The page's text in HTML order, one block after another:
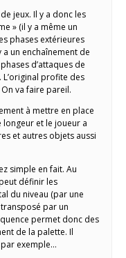
jeux. Il y a donc les
» (il y a même un
phases extérieures
un enchaînement de
d’attaques de
profite des
va faire pareil.
à mettre en place
longeur et le joueur a
et autres objets aussi
simple en fait. Au
définir les
du niveau (par une
par un
permet donc des
de la palette. Il
exemple…